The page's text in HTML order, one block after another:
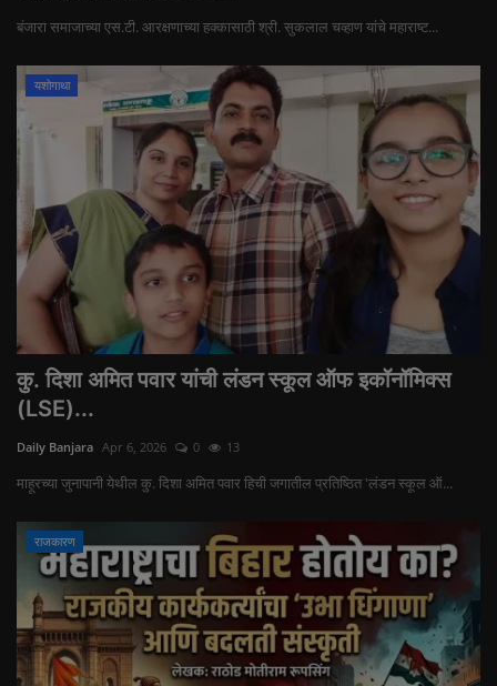
बंजारा समाजाच्या एस.टी. आरक्षणाच्या हक्कासाठी श्री. सुकलाल चव्हाण यांचे महाराष्ट...
यशोगाथा
कु. दिशा अमित पवार यांची लंडन स्कूल ऑफ इकॉनॉमिक्स
(LSE)...
Daily Banjara Apr 6, 2026 0 13
माहूरच्या जुनापानी येथील कु. दिशा अमित पवार हिची जगातील प्रतिष्ठित 'लंडन स्कूल ऑ...
राजकारण